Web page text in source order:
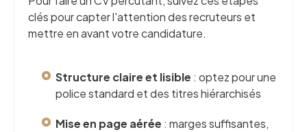
clés pour capter l'attention des recruteurs et
mettre en avant votre candidature.
Structure claire et lisible : optez pour une
police standard et des titres hiérarchisés
Mise en page aérée : marges suffisantes,